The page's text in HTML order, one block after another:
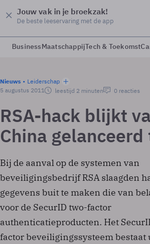
Jouw vak in je broekzak!
De beste leeservaring met de app
BusinessMaatschappijTech & Toekomst
Nieuws
Leiderschap
5 augustus 2011
leestijd 2 minuten 0 reacties
RSA-hack blijkt
China gelanceerd
Bij de aanval op de systemen van
beveiligingsbedrijf RSA slaagden
gegevens buit te maken die van
voor de SecurID two-factor
authenticatieproducten. Het
factor beveiligingssysteem bestaat